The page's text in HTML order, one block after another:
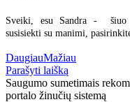
Sveiki, esu Sandra - šiuo
susisiekti su manimi,
DaugiauMažiau
Parašyti laišką
Saugumo sumetimais
portalo žinučių sistemą